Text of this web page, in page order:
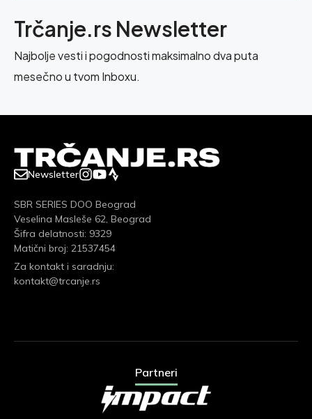
Trčanje.rs Newsletter
Najbolje vesti i pogodnosti maksimalno dva puta
mesečno u tvom Inboxu.
Newsletter
SBR SERIES DOO Beograd
Veselina Masleše 62, Beograd
Šifra delatnosti: 9329
Matični broj: 21537454
Za kontakt i saradnju:
kontakt@trcanje.rs
Partneri